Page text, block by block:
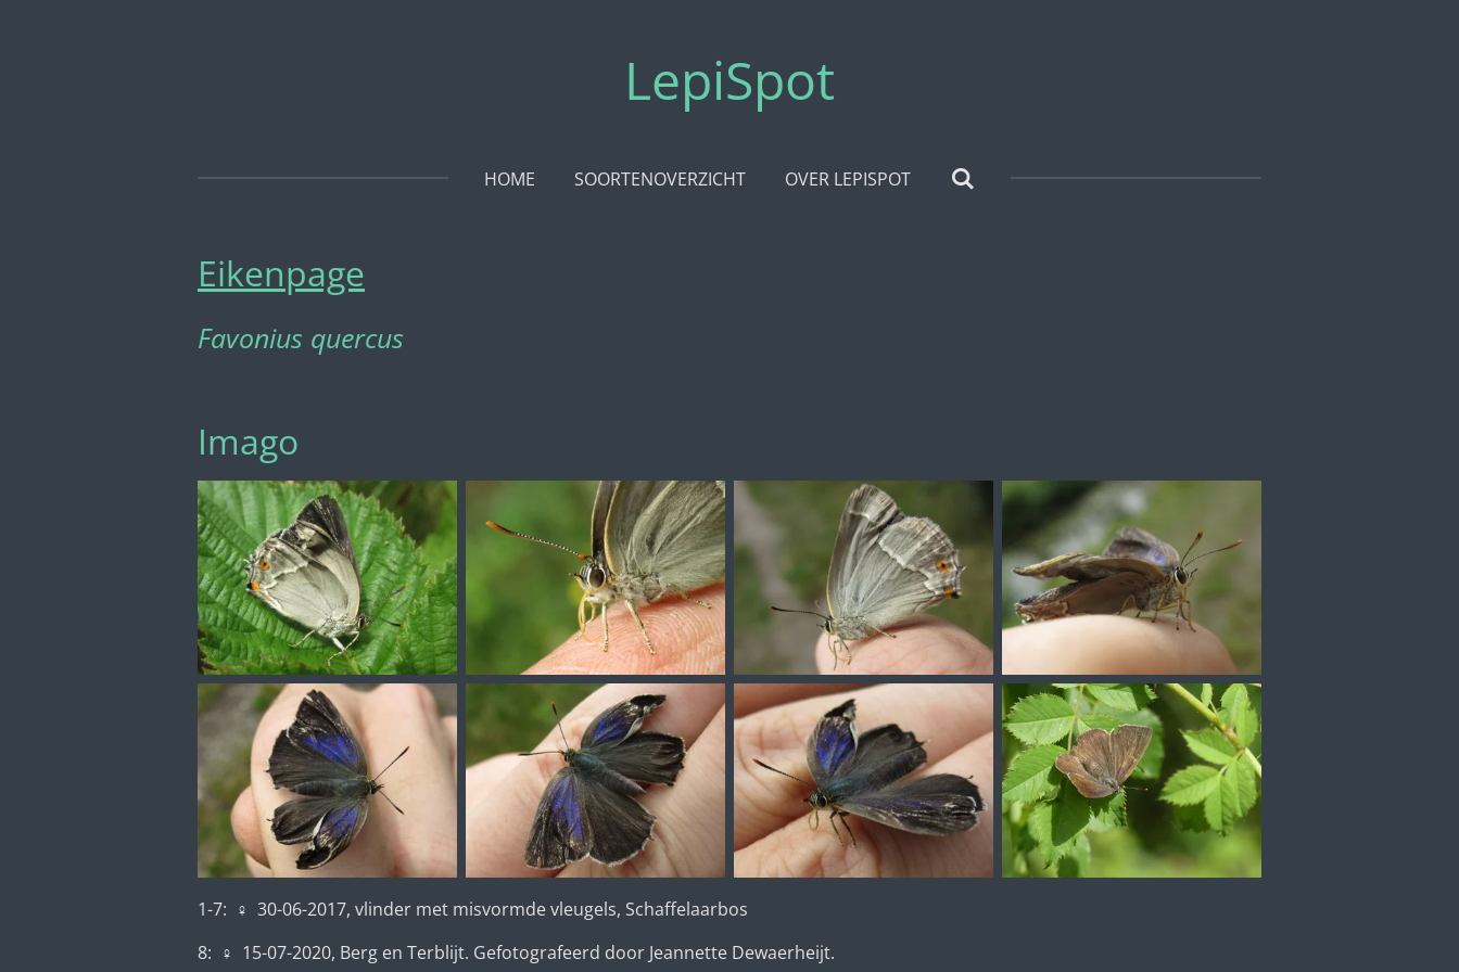
LepiSpot
HOME SOORTENOVERZICHT OVER LEPISPOT
Eikenpage
Favonius quercus
Imago
1-7: ♀ 30-06-2017, vlinder met misvormde vleugels, Schaffelaarbos
8: ♀ 15-07-2020, Berg en Terblijt. Gefotografeerd door Jeannette Dewaerheijt.